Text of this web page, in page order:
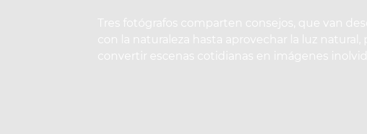
Tres fotógrafos comparten consejos, que van
con la naturaleza hasta aprovechar la luz natural,
convertir escenas cotidianas en imágenes